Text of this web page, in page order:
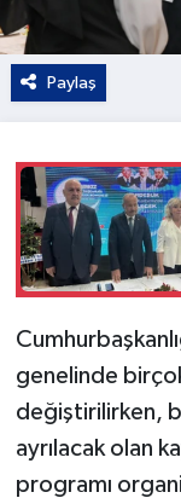
Paylaş
genelinde
değiştirilirken,
ayrılacak olan
programı